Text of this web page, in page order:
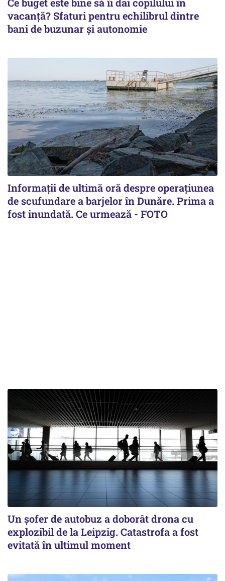
vacanță? Sfaturi pentru echilibrul dintre
bani de buzunar și autonomie
Informații de ultimă oră despre operațiunea
de scufundare a barjelor în Dunăre. Prima a
fost inundată. Ce urmează - FOTO
Un șofer de autobuz a doborât drona cu
explozibil de la Leipzig. Catastrofa a fost
evitată în ultimul moment